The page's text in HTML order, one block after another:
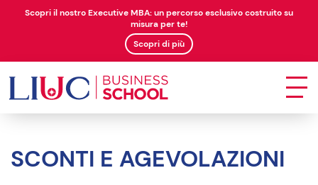
Scopri il nostro Executive MBA: un percorso esclusivo costruito su
misura per te!
Scopri di più
SCONTI E AGEVOLAZIONI